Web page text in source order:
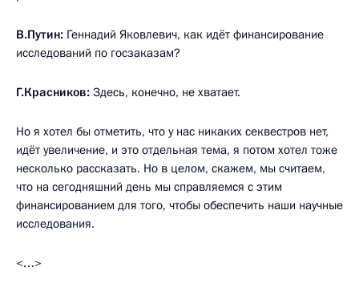
В.Путин: Геннадий Яковлевич, как идёт финансирование
исследований по госзаказам?
Г.Красников: Здесь, конечно, не хватает.
Но я хотел бы отметить, что у нас никаких секвестров нет,
идёт увеличение, и это отдельная тема, я потом хотел тоже
несколько рассказать. Но в целом, скажем, мы считаем,
что на сегодняшний день мы справляемся с этим
финансированием для того, чтобы обеспечить наши научные
исследования.
<…>